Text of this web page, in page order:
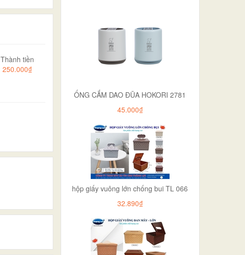
Thành tiền
250.000₫
ỐNG CẮM DAO ĐŨA HOKORI 2781
45.000₫
hộp giấy vuông lớn chống bui TL 066
32.890₫